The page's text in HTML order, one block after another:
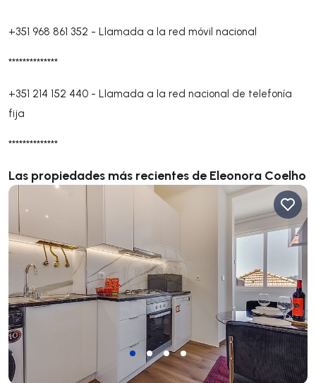
+351 968 861 352 - Llamada a la red móvil nacional
**************
+351 214 152 440 - Llamada a la red nacional de telefonía
fija
**************
Las propiedades más recientes de Eleonora Coelho